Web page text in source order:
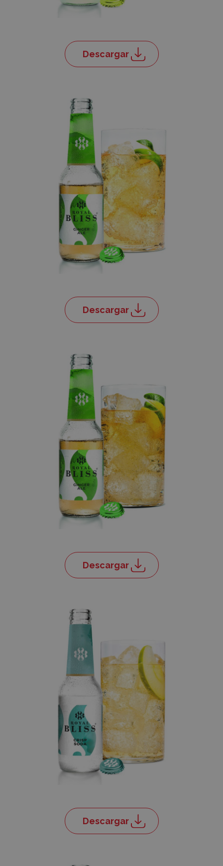
Descargar
Descargar
Descargar
Descargar